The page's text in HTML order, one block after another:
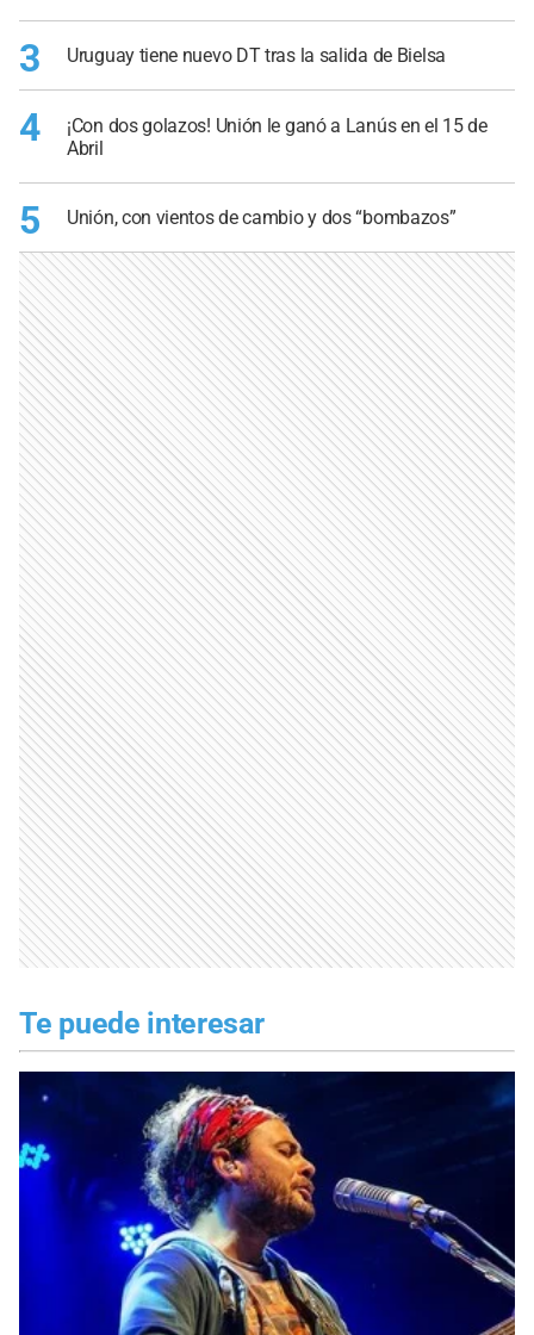
3 Uruguay tiene nuevo DT tras la salida de Bielsa
4
¡Con dos golazos! Unión le ganó a Lanús en el 15 de
Abril
5 Unión, con vientos de cambio y dos “bombazos”
Te puede interesar